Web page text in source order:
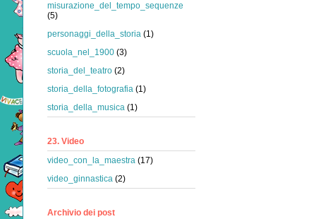
misurazione_del_tempo_sequenze
(5)
personaggi_della_storia (1)
scuola_nel_1900 (3)
storia_del_teatro (2)
storia_della_fotografia (1)
storia_della_musica (1)
23. Video
video_con_la_maestra (17)
video_ginnastica (2)
Archivio dei post